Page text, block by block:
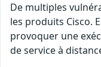
De multiples
les produits Cisco.
provoquer une
de service à